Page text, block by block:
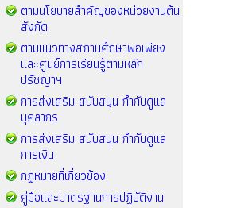
ตามนโยบายสำคัญของหน่วยงานต้น
สังกัด
ตามแนวทางสถานศึกษาพอเพียง
และศูนย์การเรียนรู้ตามหลัก
ปรัชญาฯ
การส่งเสริม สนับสนุน กำกับดูแล
บุคลากร
การส่งเสริม สนับสนุน กำกับดูแล
การเงิน
กฏหมายที่เกี่ยวข้อง
คู่มือและมาตรฐานการปฏิบัติงาน